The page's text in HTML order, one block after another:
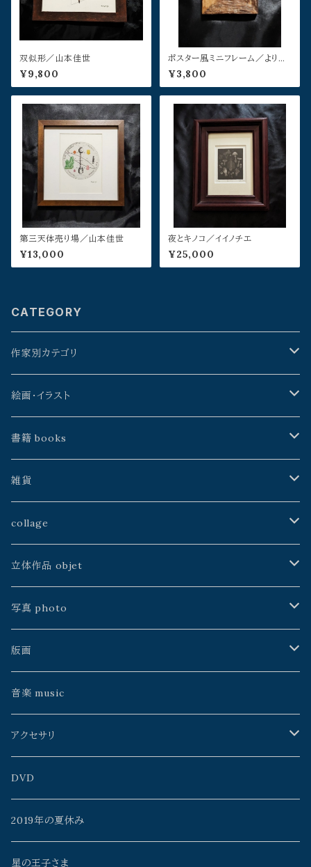
双似形／山本佳世
¥9,800
ポスター風ミニフレーム／よりそ
う
¥3,800
第三天体売り場／山本佳世
¥13,000
夜とキノコ／イイノチエ
¥25,000
CATEGORY
作家別カテゴリ
星野時環
久保田昭宏
建石修志
山本佳世
中川ユウヰチ
川島朗
松島智里
雨花
よこやまぺん
イイノチエ
Rosa_Mystica
中村淳次
絵画・イラスト
よこやまぺん
戸田勝久
kazeasobi
建石修志
中村淳次
ゲツメン
うたうた星
mato*noji
チヨト
mono clone
meme
書籍 books
星野時環
山本佳世
空中線書局／Atelier空中線
銀河通信社
よこやまぺん
鴨沢祐仁
森元暢之
ミズタニカエコ
雑貨
アトリエJALANJALAN
ふじわら工房
雨花
中川ユウヰチ
よりそう
タニザワピーチ
monoclone
よこやまぺん
山本佳世
collage
山本佳世
手製本
中川ユウヰチ
松島智里
百瀬靖子
久保田昭宏
星野時環
川島朗
Rosa_Mystica
立体作品 objet
久保田昭宏
星野時環
雨花
山本佳世
百瀬靖子
黒田武志
写真 photo
久保田昭宏
Erico
版画
イイノチエ
音楽 music
アクセサリ
AzulFábrica+spinn
雨花
タニザワピーチ
DVD
2019年の夏休み
星の王子さま